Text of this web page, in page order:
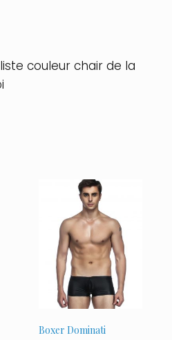
couleur chair de la
Boxer Dominati